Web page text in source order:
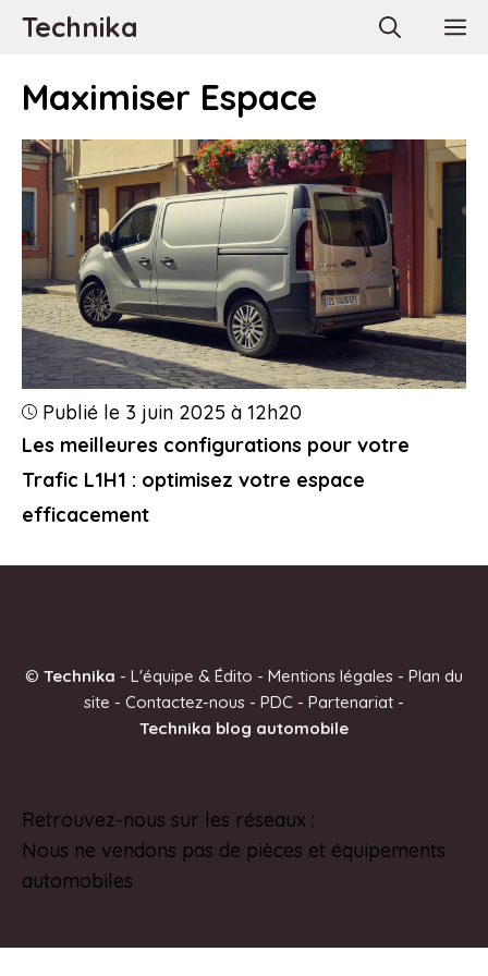
AllerTechnika
Maximiser Espace
Les meilleures configurations pour votre
Trafic L1H1 : optimisez votre espace
efficacement
Publié le 3 juin 2025 à 12h20
© Technika - L'équipe & Édito - Mentions légales - Plan du
site - Contactez-nous - PDC - Partenariat -
Technika blog automobile
Retrouvez-nous sur les réseaux :
Nous ne vendons pas de pièces et équipements
automobiles